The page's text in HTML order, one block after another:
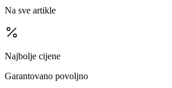
Na sve artikle
Najbolje cijene
Garantovano povoljno